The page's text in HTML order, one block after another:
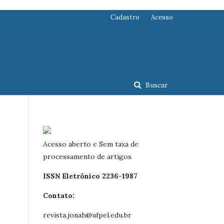
Buscar
Cadastro Acesso
Acesso aberto e Sem taxa de
processamento de artigos
ISSN Eletrônico 2236-1987
Contato:
revista.jonah@ufpel.edu.br